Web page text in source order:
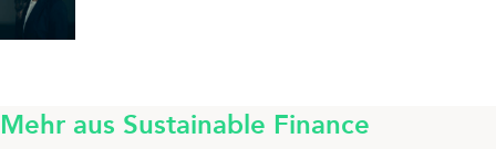
Mehr aus Sustainable Finance